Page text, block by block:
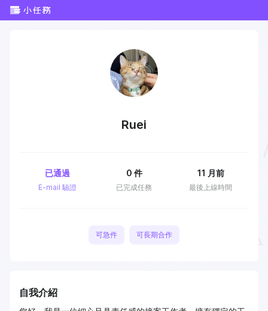
Ruei
E-mail 驗證
已通過
已完成任務
0 件
最後上線時間
11 月前
可急件 可長期合作
自我介紹